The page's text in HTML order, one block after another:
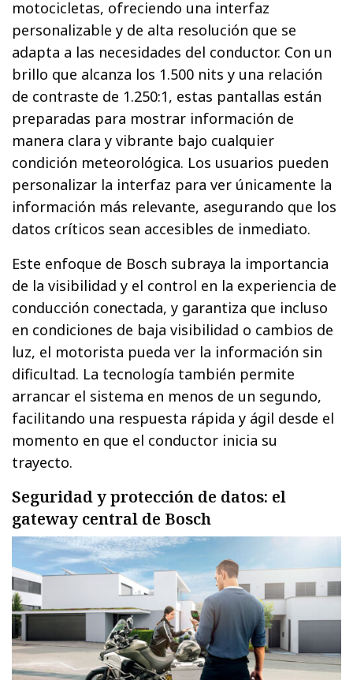
motocicletas, ofreciendo una interfaz
personalizable y de alta resolución que se
adapta a las necesidades del conductor. Con un
brillo que alcanza los 1.500 nits y una relación
de contraste de 1.250:1, estas pantallas están
preparadas para mostrar información de
manera clara y vibrante bajo cualquier
condición meteorológica. Los usuarios pueden
personalizar la interfaz para ver únicamente la
información más relevante, asegurando que los
datos críticos sean accesibles de inmediato.
Este enfoque de Bosch subraya la importancia
de la visibilidad y el control en la experiencia de
conducción conectada, y garantiza que incluso
en condiciones de baja visibilidad o cambios de
luz, el motorista pueda ver la información sin
dificultad. La tecnología también permite
arrancar el sistema en menos de un segundo,
facilitando una respuesta rápida y ágil desde el
momento en que el conductor inicia su
trayecto.
Seguridad y protección de datos: el
gateway central de Bosch